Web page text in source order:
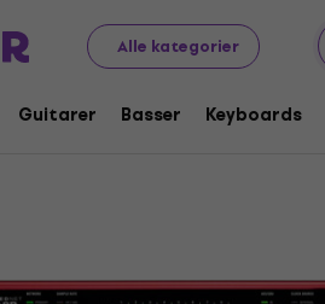
Alle kategorier
Guitarer Basser Keyboards
Studio Digitale lydkonvertere